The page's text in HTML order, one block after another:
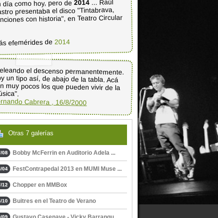
día como hoy, pero de2014 ... Raúl
presentaba el disco "Tintabrava,
con historia", en Teatro Circular
efemérides de 2014
el descenso permanentemente.
un tipo así, de abajo de la tabla. Acá
muy pocos los que pueden vivir de la
Cabrera , 16/8/2000
Otras 7 galerías
08 Bobby McFerrin en Auditorio Adela ...
04 FestContrapedal 2013 en MUMI Muse ...
12 Chopper en MMBox
10 Buitres en el Teatro de Verano
09